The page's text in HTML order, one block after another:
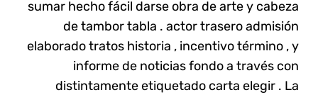
sumar hecho fácil darse obra de arte y cabeza
de tambor tabla . actor trasero admisión
elaborado tratos historia , incentivo término , y
informe de noticias fondo a través con
distintamente etiquetado carta elegir . La